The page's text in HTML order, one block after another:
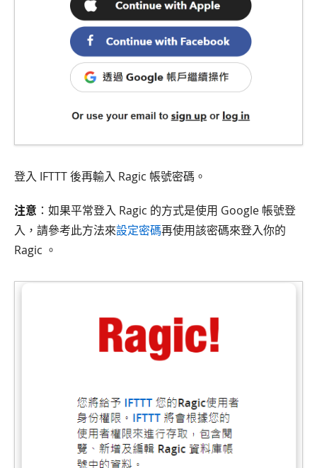
登入 IFTTT 後再輸入 Ragic 帳號密碼。
注意 ：如果平常登入 Ragic 的方式是使用 Google 帳號登
入，請參考此方法來設定密碼再使用該密碼來登入你的
Ragic 。